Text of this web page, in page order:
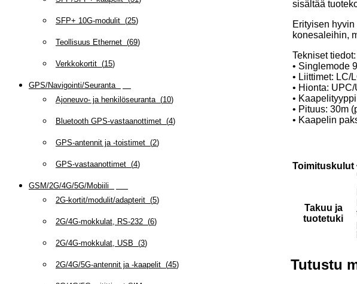
SFP+ 10G-modulit (25)
Teollisuus Ethernet (69)
Verkkokortit (15)
GPS/Navigointi/Seuranta
Ajoneuvo- ja henkilöseuranta (10)
Bluetooth GPS-vastaanottimet (4)
GPS-antennit ja -toistimet (2)
GPS-vastaanottimet (4)
GSM/2G/4G/5G/Mobiili
2G-kortit/modulit/adapterit (5)
2G/4G-mokkulat, RS-232 (6)
2G/4G-mokkulat, USB (3)
2G/4G/5G-antennit ja -kaapelit (45)
sisältää
Erityisen
konesaleihin,
Tekniset tiedot:
• Singlemode
• Liittimet: LC/
• Hionta:
•
• Pituus: 30m
• Kaapelin
Toimituskulut
Takuu ja
tuotetuki
Tutustu